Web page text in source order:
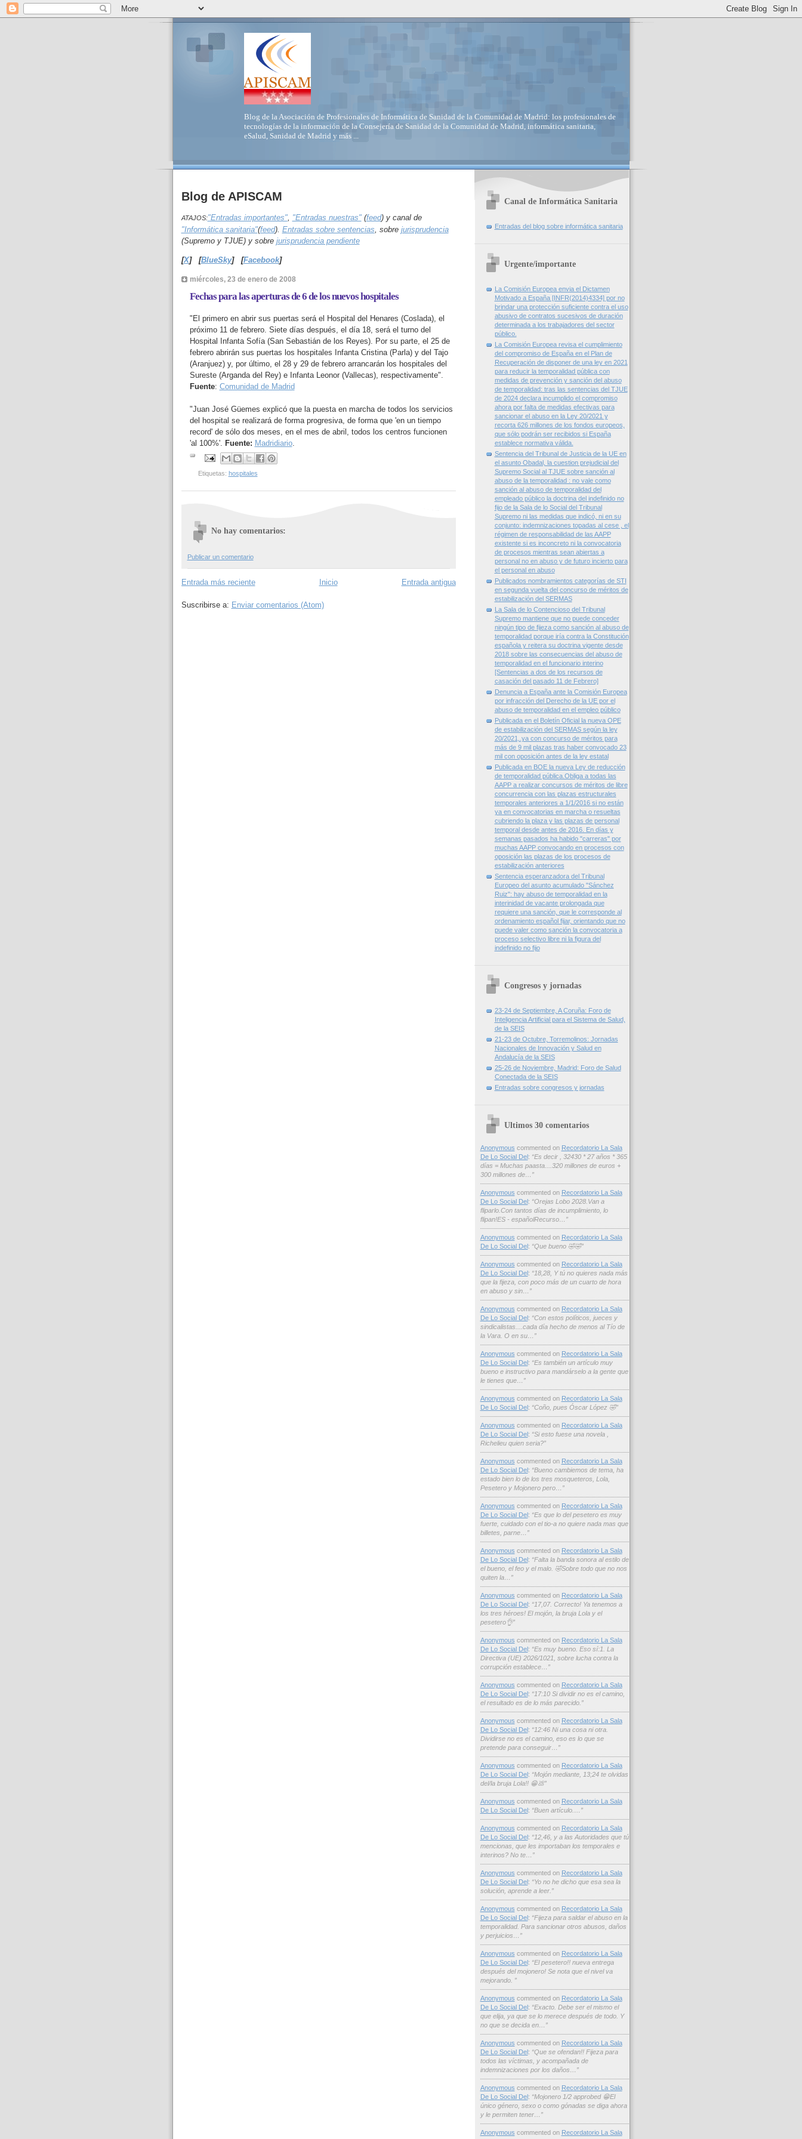
Blog de la Asociación de Profesionales de Informática de Sanidad de la Comunidad de Madrid: los profesionales de
tecnologías de la información de la Consejería de Sanidad de la Comunidad de Madrid, informática sanitaria,
eSalud, Sanidad de Madrid y más ...
Blog de APISCAM
ATAJOS:"Entradas importantes", "Entradas nuestras"(feed) y canal de
"Informática sanitaria"(feed). Entradas sobre sentencias, sobre jurisprudencia
(Supremo y TJUE) y sobre jurisprudencia pendiente
[X] [BlueSky] [Facebook]
miércoles, 23 de enero de 2008
Fechas para las aperturas de 6 de los nuevos hospitales
"El primero en abrir sus puertas será el Hospital del Henares (Coslada), el
próximo 11 de febrero. Siete días después, el día 18, será el turno del
Hospital Infanta Sofía (San Sebastián de los Reyes). Por su parte, el 25 de
febrero abrirán sus puertas los hospitales Infanta Cristina (Parla) y del Tajo
(Aranjuez) y, por último, el 28 y 29 de febrero arrancarán los hospitales del
Sureste (Arganda del Rey) e Infanta Leonor (Vallecas), respectivamente".
Fuente: Comunidad de Madrid
"Juan José Güemes explicó que la puesta en marcha de todos los servicios
del hospital se realizará de forma progresiva, de forma que 'en un tiempo
record' de sólo dos meses, en el mes de abril, todos los centros funcionen
'al 100%'.
Fuente: Madridiario.
Etiquetas: hospitales
No hay comentarios:
Publicar un comentario
Entrada más reciente Entrada antigua
Inicio
Suscribirse a: Enviar comentarios (Atom)
Canal de Informática Sanitaria
Entradas del blog sobre informática sanitaria
Urgente/importante
La Comisión Europea envia el Dictamen
Motivado a España [INFR(2014)4334] por no
brindar una protección suficiente contra el uso
abusivo de contratos sucesivos de duración
determinada a los trabajadores del sector
público.
La Comisión Europea revisa el cumplimiento
del compromiso de España en el Plan de
Recuperación de disponer de una ley en 2021
para reducir la temporalidad pública con
medidas de prevención y sanción del abuso
de temporalidad: tras las sentencias del TJUE
de 2024 declara incumplido el compromiso
ahora por falta de medidas efectivas para
sancionar el abuso en la Ley 20/2021 y
recorta 626 millones de los fondos europeos,
que sólo podrán ser recibidos si España
establece normativa válida.
Sentencia del Tribunal de Justicia de la UE en
el asunto Obadal, la cuestion prejudicial del
Supremo Social al TJUE sobre sanción al
abuso de la temporalidad : no vale como
sanción al abuso de temporalidad del
empleado público la doctrina del indefinido no
fijo de la Sala de lo Social del Tribunal
Supremo ni las medidas que indicó, ni en su
conjunto: indemnizaciones topadas al cese , el
régimen de responsabilidad de las AAPP
existente si es inconcreto ni la convocatoria
de procesos mientras sean abiertas a
personal no en abuso y de futuro incierto para
el personal en abuso
Publicados nombramientos categorías de STI
en segunda vuelta del concurso de méritos de
estabilización del SERMAS
La Sala de lo Contencioso del Tribunal
Supremo mantiene que no puede conceder
ningún tipo de fijeza como sanción al abuso de
temporalidad porque iría contra la Constitución
española y reitera su doctrina vigente desde
2018 sobre las consecuencias del abuso de
temporalidad en el funcionario interino
[Sentencias a dos de los recursos de
casación del pasado 11 de Febrero]
Denuncia a España ante la Comisión Europea
por infracción del Derecho de la UE por el
abuso de temporalidad en el empleo público
Publicada en el Boletín Oficial la nueva OPE
de estabilización del SERMAS según la ley
20/2021,.ya con concurso de méritos para
más de 9 mil plazas tras haber convocado 23
mil con oposición antes de la ley estatal
Publicada en BOE la nueva Ley de reducción
de temporalidad pública.Obliga a todas las
AAPP a realizar concursos de méritos de libre
concurrencia con las plazas estructurales
temporales anteriores a 1/1/2016 si no están
ya en convocatorias en marcha o resueltas
cubriendo la plaza y las plazas de personal
temporal desde antes de 2016. En días y
semanas pasados ha habido "carreras" por
muchas AAPP convocando en procesos con
oposición las plazas de los procesos de
estabilización anteriores
Sentencia esperanzadora del Tribunal
Europeo del asunto acumulado "Sánchez
Ruiz": hay abuso de temporalidad en la
interinidad de vacante prolongada que
requiere una sanción, que le corresponde al
ordenamiento español fijar, orientando que no
puede valer como sanción la convocatoria a
proceso selectivo libre ni la figura del
indefinido no fijo
Congresos y jornadas
23-24 de Septiembre, A Coruña: Foro de
Inteligencia Artificial para el Sistema de Salud,
de la SEIS
21-23 de Octubre, Torremolinos: Jornadas
Nacionales de Innovación y Salud en
Andalucía de la SEIS
25-26 de Noviembre, Madrid: Foro de Salud
Conectada de la SEIS
Entradas sobre congresos y jornadas
Ultimos 30 comentarios
Anonymous commented on Recordatorio La Sala
De Lo Social Del : “Es decir , 32430 * 27 años * 365
días = Muchas paasta....320 millones de euros +
300 millones de…”
Anonymous commented on Recordatorio La Sala
De Lo Social Del : “Orejas Lobo 2028.Van a
fliparlo.Con tantos días de incumplimiento, lo
flipan!ES - españolRecurso…”
Anonymous commented on Recordatorio La Sala
De Lo Social Del : “Que bueno 🤣🤣”
Anonymous commented on Recordatorio La Sala
De Lo Social Del : “18,28, Y tú no quieres nada más
que la fijeza, con poco más de un cuarto de hora
en abuso y sin…”
Anonymous commented on Recordatorio La Sala
De Lo Social Del : “Con estos políticos, jueces y
sindicalistas....cada día hecho de menos al Tío de
la Vara. O en su…”
Anonymous commented on Recordatorio La Sala
De Lo Social Del : “Es también un artículo muy
bueno e instructivo para mandárselo a la gente que
le tienes que…”
Anonymous commented on Recordatorio La Sala
De Lo Social Del : “Coño, pues Óscar López 🤣”
Anonymous commented on Recordatorio La Sala
De Lo Social Del : “Si esto fuese una novela ,
Richelieu quien seria?”
Anonymous commented on Recordatorio La Sala
De Lo Social Del : “Bueno cambiemos de tema, ha
estado bien lo de los tres mosqueteros, Lola,
Pesetero y Mojonero pero…”
Anonymous commented on Recordatorio La Sala
De Lo Social Del : “Es que lo del pesetero es muy
fuerte, cuidado con el tio-a no quiere nada mas que
billetes, parne…”
Anonymous commented on Recordatorio La Sala
De Lo Social Del : “Falta la banda sonora al estilo de
el bueno, el feo y el malo. 🤣Sobre todo que no nos
quiten la…”
Anonymous commented on Recordatorio La Sala
De Lo Social Del : “17,07. Correcto! Ya tenemos a
los tres héroes! El mojón, la bruja Lola y el
pesetero👌”
Anonymous commented on Recordatorio La Sala
De Lo Social Del : “Es muy bueno. Eso sí:1. La
Directiva (UE) 2026/1021, sobre lucha contra la
corrupción establece…”
Anonymous commented on Recordatorio La Sala
De Lo Social Del : “17:10 Si dividir no es el camino,
el resultado es de lo más parecido.”
Anonymous commented on Recordatorio La Sala
De Lo Social Del : “12:46 Ni una cosa ni otra.
Dividirse no es el camino, eso es lo que se
pretende para conseguir…”
Anonymous commented on Recordatorio La Sala
De Lo Social Del : “Mojón mediante, 13;24 te olvidas
del/la bruja Lola!! 😁💩”
Anonymous commented on Recordatorio La Sala
De Lo Social Del : “Buen artículo.…”
Anonymous commented on Recordatorio La Sala
De Lo Social Del : “12,46, y a las Autoridades que tú
mencionas, que les importaban los temporales e
interinos? No te…”
Anonymous commented on Recordatorio La Sala
De Lo Social Del : “Yo no he dicho que esa sea la
solución, aprende a leer.”
Anonymous commented on Recordatorio La Sala
De Lo Social Del : “Fijeza para saldar el abuso en la
temporalidad. Para sancionar otros abusos, daños
y perjuicios…”
Anonymous commented on Recordatorio La Sala
De Lo Social Del : “El pesetero!! nueva entrega
después del mojonero! Se nota que el nivel va
mejorando. ”
Anonymous commented on Recordatorio La Sala
De Lo Social Del : “Exacto. Debe ser el mismo el
que elija, ya que se lo merece después de todo. Y
no que se decida en…”
Anonymous commented on Recordatorio La Sala
De Lo Social Del : “Que se ofendan!! Fijeza para
todos las víctimas, y acompañada de
indemnizaciones por los daños…”
Anonymous commented on Recordatorio La Sala
De Lo Social Del : “Mojonero 1/2 approbed 😁El
único género, sexo o como gónadas se diga ahora
y le permiten tener…”
Anonymous commented on Recordatorio La Sala